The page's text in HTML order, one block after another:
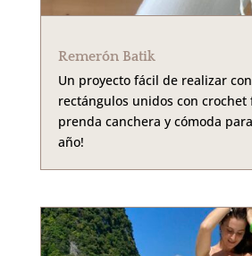
Remerón Batik
Un proyecto fácil de realizar
rectángulos unidos con crochet
prenda canchera y cómoda
año!